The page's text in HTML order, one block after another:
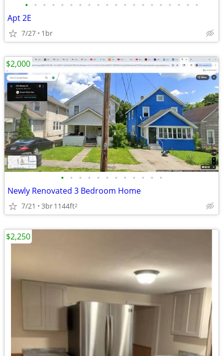
• • • • • • • • • • • • • • • • • • • •
Apt 2E
7/27 1br
• • • • • • • • • • • •
Newly Renovated 3 Bedroom Home
7/21 3br1144ft2
$2,000
$2,250